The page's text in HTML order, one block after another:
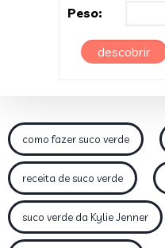
Peso:
descobrir
como fazer suco verde
receita de suco verde
suco verde da Kylie Jenner